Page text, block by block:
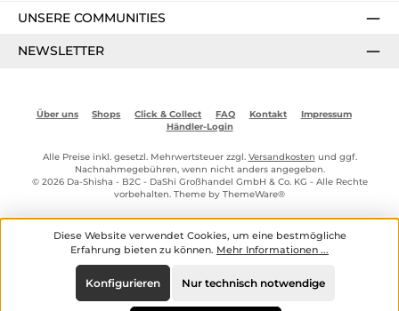
UNSERE COMMUNITIES
NEWSLETTER
Über uns Shops Click & Collect FAQ Kontakt
Impressum
Händler-Login
Alle Preise inkl. gesetzl. Mehrwertsteuer zzgl. Versandkosten und ggf.
Nachnahmegebühren, wenn nicht anders angegeben.
© 2026 Da-Shisha - B2C - DaShi Großhandel GmbH & Co. KG - Alle Rechte
vorbehalten. Theme by ThemeWare®
Diese Website verwendet Cookies, um eine bestmögliche
Erfahrung bieten zu können. Mehr Informationen ...
Nur technisch notwendige
Konfigurieren